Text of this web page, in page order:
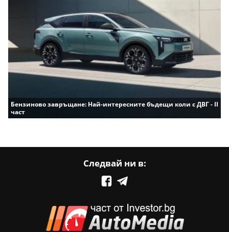
Бензиново завръщане: Най-интересните бъдещи коли с ДВГ - II
част
Следвай ни в: